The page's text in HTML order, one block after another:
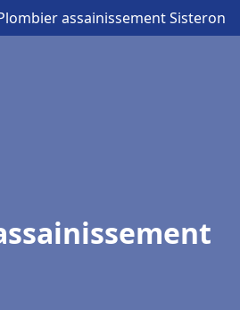
assainissement Sisteron